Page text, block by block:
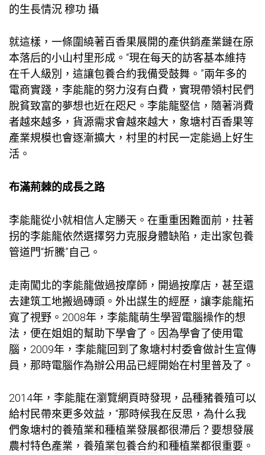
的生長情況 穆功 攝
就這樣，一條圍繞著百香果展開的產供銷產業鏈在原
本落后的小山村里形成。“現在每天的訪客基本維持
在千人級別，這讓包養合約我備受鼓舞。”兩年多的
電商實踐，李能龍的努力沒有白費，實現帶領村民們
脫貧致富的夢想也近在咫尺。李能龍堅信，隨著消費
者越來越多，貨源需求會越來越大，象塘村百香果等
產業規模也會逐漸擴大，村里的村民一定能過上好生
活。
布滿荊棘的成長之路
李能龍從小就相信人定勝天。在重重困難面前，拄著
拐的李能龍依然選擇努力克服身體缺陷，走出家包養
管道門“折騰”自己。
走南闖北的李能龍做過按摩師，開過按摩店，甚至還
去建筑工地搬過磚頭。外出謀生的經歷，讓李能龍拓
寬了視野。2008年，李能龍萌生學習電腦操作的想
法，便在姐姐的幫助下學會了。因為學會了使用電
腦，2009年，李能龍回到了象塘村村委會做計生宣傳
員，那時電腦作為辦公用品已經開始在村里普及了。
2014年，李能龍在瀏覽網頁時發現，品種豬養殖可以
給村民帶來更多效益，“那時候我在反思，為什么我
們象塘村的養殖業和種植業發展都很滯后？要想發展
農村特色產業，養殖業包養合約和種植業都很重要。